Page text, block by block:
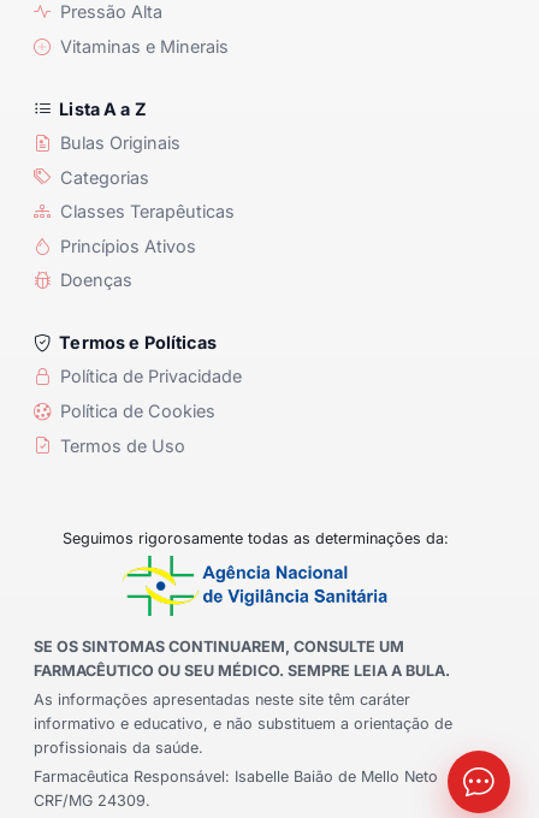
Pressão Alta
Vitaminas e Minerais
Lista A a Z
Bulas Originais
Categorias
Classes Terapêuticas
Princípios Ativos
Doenças
Termos e Políticas
Política de Privacidade
Política de Cookies
Termos de Uso
Seguimos rigorosamente todas as determinações da:
SE OS SINTOMAS CONTINUAREM, CONSULTE UM
FARMACÊUTICO OU SEU MÉDICO. SEMPRE LEIA A BULA.
As informações apresentadas neste site têm caráter
informativo e educativo, e não substituem a orientação de
profissionais da saúde.
Farmacêutica Responsável: Isabelle Baião de Mello Neto
CRF/MG 24309.